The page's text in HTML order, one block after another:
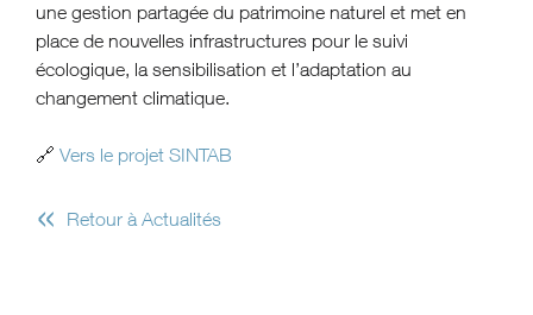
une gestion partagée du patrimoine naturel et met en
place de nouvelles infrastructures pour le suivi
écologique, la sensibilisation et l’adaptation au
changement climatique.
🔗 Vers le projet SINTAB
« Retour à Actualités